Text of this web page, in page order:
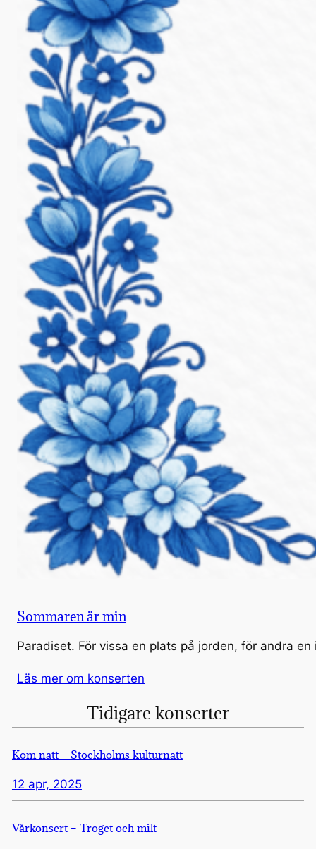
Sommaren är min
Paradiset. För vissa en plats på jorden, för andra
Läs mer om konserten
Tidigare konserter
Kom natt – Stockholms kulturnatt
12 apr, 2025
Vårkonsert – Troget och milt